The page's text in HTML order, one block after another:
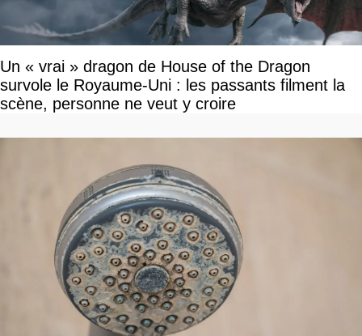
Un « vrai » dragon de House of the Dragon
survole le Royaume-Uni : les passants filment la
scène, personne ne veut y croire